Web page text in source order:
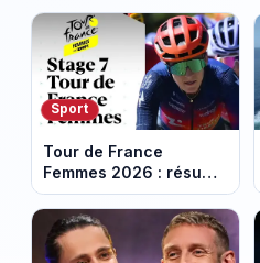
Sport
Tour de France
Femmes 2026 : résumé
vidéo de la 7e étape
avec l'ascension du
Mont Ventoux